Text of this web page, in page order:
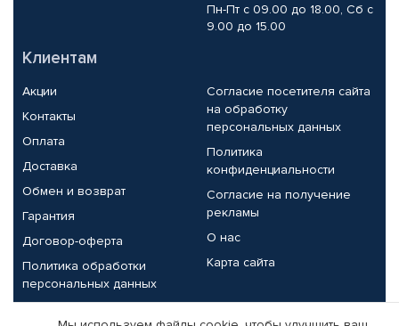
Пн-Пт с 09.00 до 18.00, Сб с
9.00 до 15.00
Клиентам
Акции
Контакты
Оплата
Доставка
Обмен и возврат
Гарантия
Договор-оферта
Политика обработки
персональных данных
Согласие посетителя сайта
на обработку
персональных данных
Политика
конфиденциальности
Согласие на получение
рекламы
О нас
Карта сайта